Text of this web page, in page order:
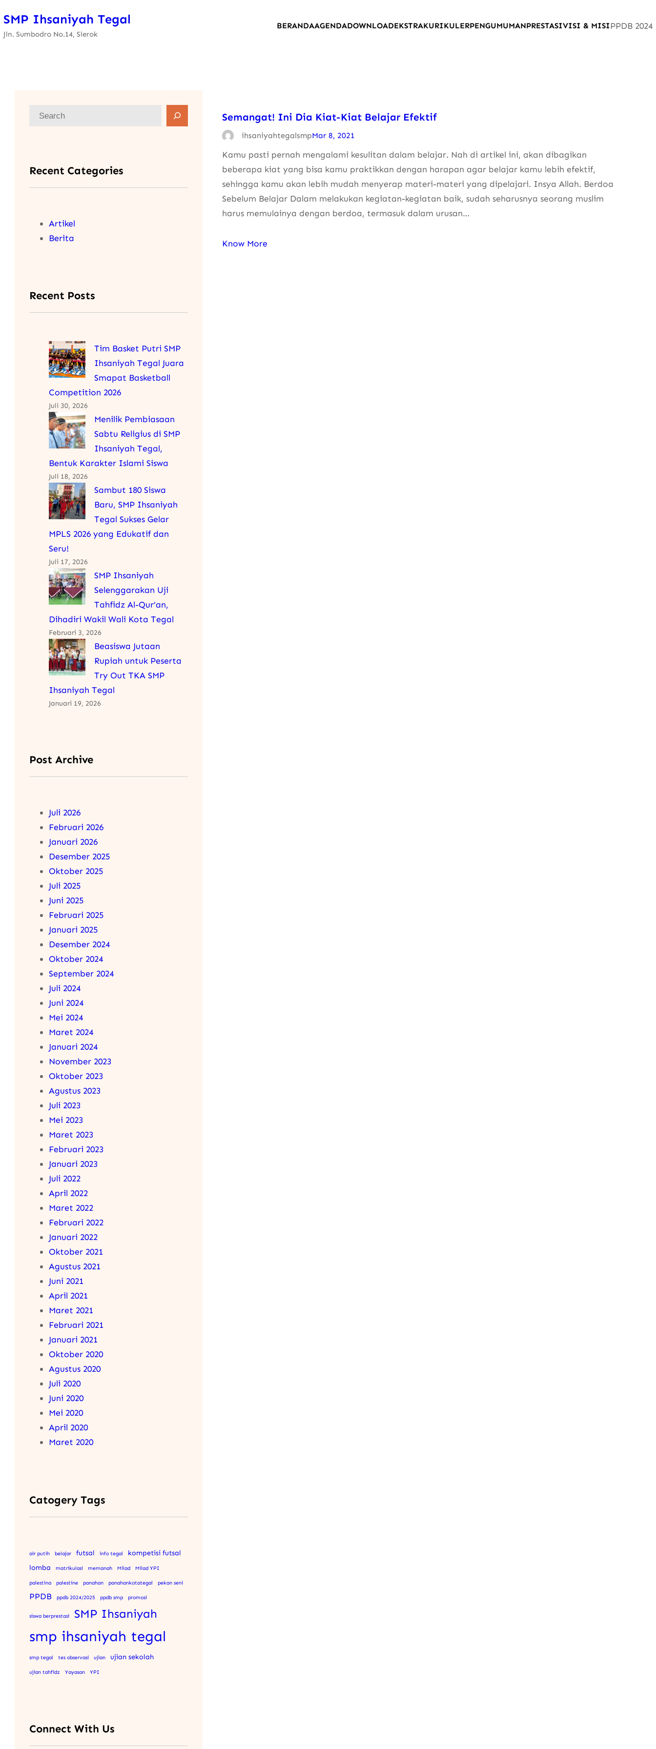
SMP Ihsaniyah Tegal
Jln. Sumbodro No.14, Slerok
BERANDAAGENDADOWNLOADEKSTRAKURIKULERPENGUMUMANPRESTASIVISI & MISIPPDB 2024
Recent Categories
Artikel
Berita
Recent Posts
Tim Basket Putri SMP
Ihsaniyah Tegal Juara
Smapat Basketball
Competition 2026
Juli 30, 2026
Menilik Pembiasaan
Sabtu Religius di SMP
Ihsaniyah Tegal,
Bentuk Karakter Islami Siswa
Juli 18, 2026
Sambut 180 Siswa
Baru, SMP Ihsaniyah
Tegal Sukses Gelar
MPLS 2026 yang Edukatif dan
Seru!
Juli 17, 2026
SMP Ihsaniyah
Selenggarakan Uji
Tahfidz Al-Qur’an,
Dihadiri Wakil Wali Kota Tegal
Februari 3, 2026
Beasiswa Jutaan
Rupiah untuk Peserta
Try Out TKA SMP
Ihsaniyah Tegal
Januari 19, 2026
Post Archive
Juli 2026
Februari 2026
Januari 2026
Desember 2025
Oktober 2025
Juli 2025
Juni 2025
Februari 2025
Januari 2025
Desember 2024
Oktober 2024
September 2024
Juli 2024
Juni 2024
Mei 2024
Maret 2024
Januari 2024
November 2023
Oktober 2023
Agustus 2023
Juli 2023
Mei 2023
Maret 2023
Februari 2023
Januari 2023
Juli 2022
April 2022
Maret 2022
Februari 2022
Januari 2022
Oktober 2021
Agustus 2021
Juni 2021
April 2021
Maret 2021
Februari 2021
Januari 2021
Oktober 2020
Agustus 2020
Juli 2020
Juni 2020
Mei 2020
April 2020
Maret 2020
Catogery Tags
air putih belajar futsal info tegal
kompetisi futsal
lomba
matrikulasi memanah Milad Milad YPI
palestina palestine panahan panahankotategal pekan seni
PPDB ppdb 2024/2025 ppdb smp promosi
siswa berprestasi SMP Ihsaniyah
smp ihsaniyah tegal
smp tegal tes observasi ujian ujian sekolah
ujian tahfidz Yayasan YPI
Connect With Us
Semangat! Ini Dia Kiat-Kiat Belajar Efektif
ihsaniyahtegalsmpMar 8, 2021
Kamu pasti pernah mengalami kesulitan dalam belajar. Nah di artikel ini, akan dibagikan
beberapa kiat yang bisa kamu praktikkan dengan harapan agar belajar kamu lebih efektif,
sehingga kamu akan lebih mudah menyerap materi-materi yang dipelajari. Insya Allah. Berdoa
Sebelum Belajar Dalam melakukan kegiatan-kegiatan baik, sudah seharusnya seorang muslim
harus memulainya dengan berdoa, termasuk dalam urusan…
Know More